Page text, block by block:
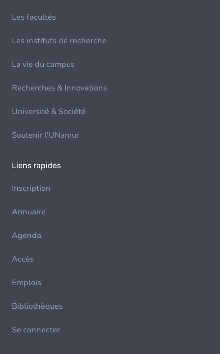
Les facultés
Les instituts de recherche
La vie du campus
Recherches & Innovations
Université & Société
Soutenir l'UNamur
Liens rapides
Inscription
Annuaire
Agenda
Accès
Emplois
Bibliothèques
Se connecter